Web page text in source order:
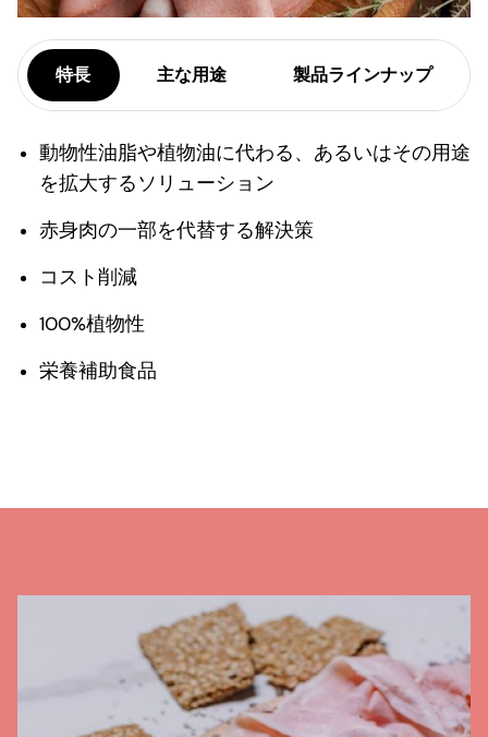
特長 主な用途 製品ラインナップ
動物性油脂や植物油に代わる、あるいはその用途
を拡大するソリューション
赤身肉の一部を代替する解決策
コスト削減
100%植物性
栄養補助食品